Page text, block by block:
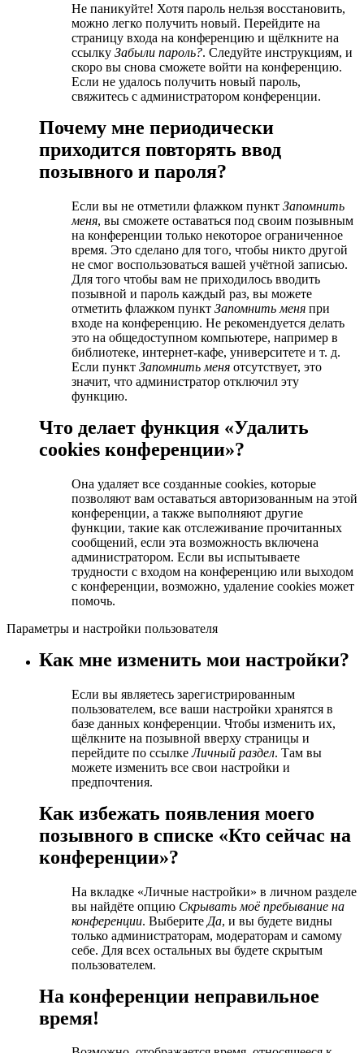
Не паникуйте! Хотя пароль нельзя восстановить,
можно легко получить новый. Перейдите на
страницу входа на конференцию и щёлкните на
ссылку Забыли пароль?. Следуйте инструкциям, и
скоро вы снова сможете войти на конференцию.
Если не удалось получить новый пароль,
свяжитесь с администратором конференции.
Почему мне периодически
приходится повторять ввод
позывного и пароля?
Если вы не отметили флажком пункт Запомнить
меня, вы сможете оставаться под своим позывным
на конференции только некоторое ограниченное
время. Это сделано для того, чтобы никто другой
не смог воспользоваться вашей учётной записью.
Для того чтобы вам не приходилось вводить
позывной и пароль каждый раз, вы можете
отметить флажком пункт Запомнить меня при
входе на конференцию. Не рекомендуется делать
это на общедоступном компьютере, например в
библиотеке, интернет-кафе, университете и т. д.
Если пункт Запомнить меня отсутствует, это
значит, что администратор отключил эту
функцию.
Что делает функция «Удалить
cookies конференции»?
Она удаляет все созданные cookies, которые
позволяют вам оставаться авторизованным на этой
конференции, а также выполняют другие
функции, такие как отслеживание прочитанных
сообщений, если эта возможность включена
администратором. Если вы испытываете
трудности с входом на конференцию или выходом
с конференции, возможно, удаление cookies может
помочь.
Параметры и настройки пользователя
Как мне изменить мои настройки?
Если вы являетесь зарегистрированным
пользователем, все ваши настройки хранятся в
базе данных конференции. Чтобы изменить их,
щёлкните на позывной вверху страницы и
перейдите по ссылкеЛичный раздел. Там вы
можете изменить все свои настройки и
предпочтения.
Как избежать появления моего
позывного в списке «Кто сейчас на
конференции»?
На вкладке «Личные настройки» в личном разделе
вы найдёте опцию Скрывать моё пребывание на
конференции. Выберите Да, и вы будете видны
только администраторам, модераторам и самому
себе. Для всех остальных вы будете скрытым
пользователем.
На конференции неправильное
время!